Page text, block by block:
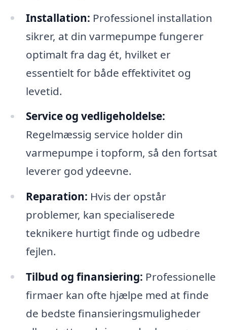
Installation: Professionel installation
sikrer, at din varmepumpe fungerer
optimalt fra dag ét, hvilket er
essentielt for både effektivitet og
levetid.
Service og vedligeholdelse:
Regelmæssig service holder din
varmepumpe i topform, så den fortsat
leverer god ydeevne.
Reparation: Hvis der opstår
problemer, kan specialiserede
teknikere hurtigt finde og udbedre
fejlen.
Tilbud og finansiering: Professionelle
firmaer kan ofte hjælpe med at finde
de bedste finansieringsmuligheder